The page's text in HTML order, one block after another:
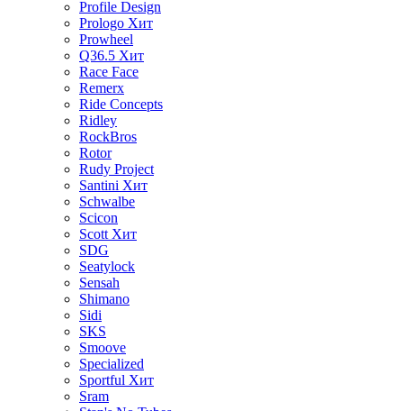
Profile Design
Prologo Хит
Prowheel
Q36.5 Хит
Race Face
Remerx
Ride Concepts
Ridley
RockBros
Rotor
Rudy Project
Santini Хит
Schwalbe
Scicon
Scott Хит
SDG
Seatylock
Sensah
Shimano
Sidi
SKS
Smoove
Specialized
Sportful Хит
Sram